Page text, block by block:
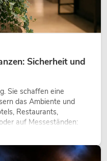
Sicherheit und
Sie schaffen eine
das Ambiente und
Restaurants,
auf Messeständen:
heute längst zum